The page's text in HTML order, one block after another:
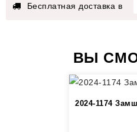
Бесплатная доставка в
ВЫ
2024-1174